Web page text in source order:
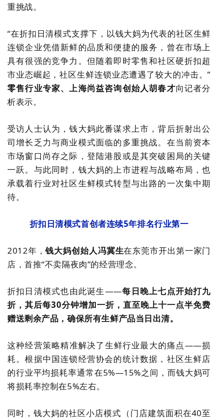
重挑战。
“在折扣日清模式支撑下，以钱大妈为代表的社区生鲜
连锁企业凭借新鲜的品质和便捷的服务，曾在市场上
具有很强的竞争力。但随着即时零售和社区硬折扣超
市业态崛起，社区生鲜连锁业态遭遇了较大的冲击。”
零售行业专家、上海尚益咨询创始人胡春才向记者分
析表示。
受访人士认为 ，钱大妈此番谋求上市，背后折射出公
司增长乏力与商业模式面临的多重挑战。在当前资本
市场窗口尚存之际，登陆港股或是其突破困局的关键
一跃。与此同时，钱大妈的上市进程与战略布局，也
承载着行业对社区生鲜模式转型与出路的一次集中期
待。
折扣日清模式首创者连续5年排名行业第一
2012年，钱大妈创始人冯冀生在东莞市开出第一家门
店，首推“不卖隔夜肉”的经营理念。
折扣日清模式也由此诞生——每日晚上七点开始打九
折，其后每30分钟增加一折，直至晚上十一点半免费
赠送剩余产品，确保所有生鲜产品当日出清。
这种经营策略精准解决了生鲜行业最大的痛点——损
耗。根据中国连锁经营协会的统计数据，社区生鲜店
的行业平均损耗率通常在5%—15%之间，而钱大妈可
将损耗率控制在5%左右。
同时，钱大妈的社区小店模式（门店建筑面积在40至